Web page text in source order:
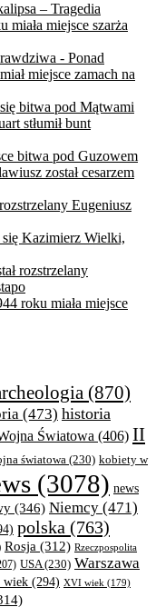
– Tragedia
miała miejsce szarża
- Ponad
miejsce zamach na
bitwa pod Mątwami
stłumił bunt
bitwa pod Guzowem
został cesarzem
Eugeniusz
Kazimierz Wielki,
rozstrzelany
roku miała miejsce
(870)
(473) historia
Światowa (406) II
światowa (230) kobiety w
(3078) news
(346) Niemcy (471)
polska (763)
Rosja (312) Rzeczpospolita
USA(230) Warszawa
(294) XVI wiek (179)